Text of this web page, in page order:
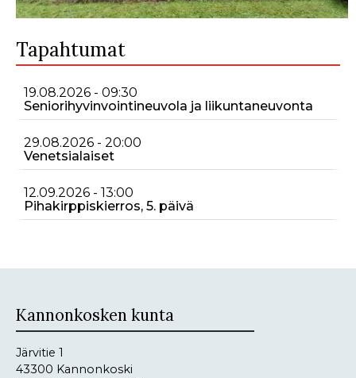
Tapahtumat
19.08.2026 - 09:30
Seniorihyvinvointineuvola ja liikuntaneuvonta
29.08.2026 - 20:00
Venetsialaiset
12.09.2026 - 13:00
Pihakirppiskierros, 5. päivä
Kannonkosken kunta
Järvitie 1
43300 Kannonkoski